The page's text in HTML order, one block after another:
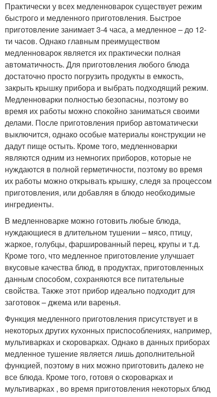
Практически у всех медленноварок существует режим
быстрого и медленного приготовления. Быстрое
приготовление занимает 3-4 часа, а медленное – до 12-
ти часов. Однако главным преимуществом
медленноварок является их практически полная
автоматичность. Для приготовления любого блюда
достаточно просто погрузить продукты в емкость,
закрыть крышку прибора и выбрать подходящий режим.
Медленноварки полностью безопасны, поэтому во
время их работы можно спокойно заниматься своими
делами. После приготовления прибор автоматически
выключится, однако особые материалы конструкции не
дадут пище остыть. Кроме того, медленноварки
являются одним из немногих приборов, которые не
нуждаются в полной герметичности, поэтому во время
их работы можно открывать крышку, следя за процессом
приготовления, или добавляя в блюдо необходимые
ингредиенты.
В медленноварке можно готовить любые блюда,
нуждающиеся в длительном тушении – мясо, птицу,
жаркое, голубцы, фаршированный перец, крупы и т.д.
Кроме того, что медленное приготовление улучшает
вкусовые качества блюд, в продуктах, приготовленных
данным способом, сохраняются все питательные
свойства. Также этот прибор идеально подходит для
заготовок – джема или варенья.
Функция медленного приготовления присутствует и в
некоторых других кухонных приспособлениях, например,
мультиварках и скороварках. Однако в данных приборах
медленное тушение является лишь дополнительной
функцией, поэтому в них можно приготовить далеко не
все блюда. Кроме того, готовя о скороварках и
мультиварках , во время приготовления некоторых блюд